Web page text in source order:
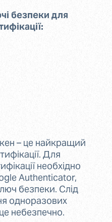
безпеки для
– це найкращий
Для
необхідно
Authenticator,
безпеки. Слід
одноразових
небезпечно.